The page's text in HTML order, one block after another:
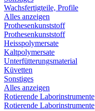
Wachsfertigteile, Profile
Alles anzeigen
Prothesenkunststoff
Prothesenkunststoff
Heisspolymersate
Kaltpolymersate
Unterfütterungsmaterial
Küvetten
Sonstiges
Alles anzeigen
Rotierende Laborinstrumente
Rotierende Laborinstrumente